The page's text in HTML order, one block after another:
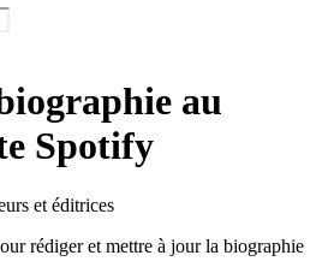
au
Spotify
et éditrices
rédiger et mettre à jour la biographie